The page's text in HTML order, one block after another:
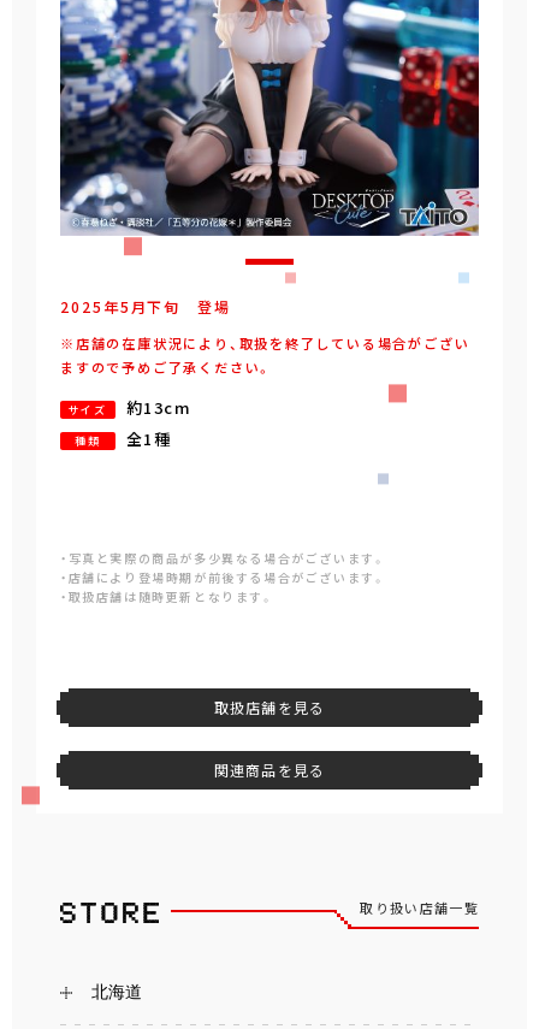
2025年5 月下旬 登場
※店舗の在庫状況により、取扱を終了している場合がござい
ますので予めご了承ください。
サイズ 約13cm
種類 全1種
・写真と実際の商品が多少異なる場合がございます。
・店舗により登場時期が前後する場合がございます。
・取扱店舗は随時更新となります。
取扱店舗を見る
関連商品を見る
取り扱い店舗一覧
北海道